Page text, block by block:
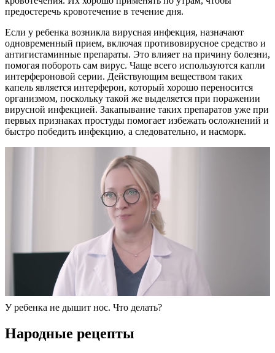
предостеречь кровотечение в течение дня.
Если у ребенка возникла вирусная инфекция, назначают
одновременный прием, включая противовирусное средство и
антигистаминные препараты. Это влияет на причину болезни,
помогая побороть сам вирус. Чаще всего используются капли
интерфероновой серии. Действующим веществом таких
капель является интерферон, который хорошо переносится
организмом, поскольку такой же выделяется при поражении
вирусной инфекцией. Закапывание таких препаратов уже при
первых признаках простуды помогает избежать осложнений и
быстро победить инфекцию, а следовательно, и насморк.
У ребенка не дышит нос. Что делать?
Народные рецепты